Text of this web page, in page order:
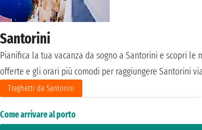
Santorini
Pianifica la tua vacanza da sogno a Santorini e scopri
offerte e gli orari più comodi per raggiungere Santorini
Traghetti da Santorini
Come arrivare al porto